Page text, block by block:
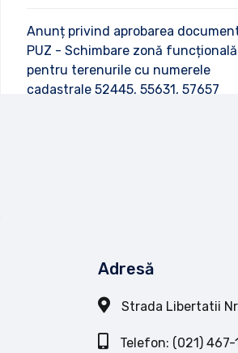
Anunț privind aprobarea
PUZ - Schimbare zonă funcțională
pentru terenurile cu numerele
cadastrale 52445, 55631, 57657
Adresă
Strada Libertatii
Telefon: (021) 467-